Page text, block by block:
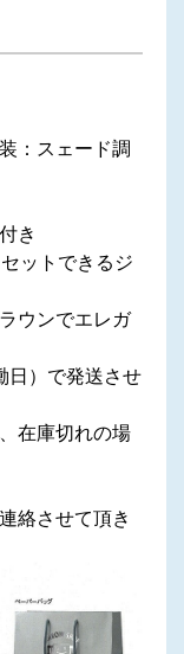
：スェード調
き
ットできるジ
ウンでエレガ
日）で発送させ
在庫切れの場
絡させて頂き